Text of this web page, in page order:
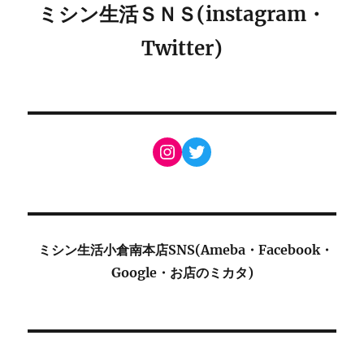
ミシン生活ＳＮＳ(instagram・
Twitter)
Instagram
Twitter
ミシン生活小倉南本店SNS(Ameba・Facebook・
Google・お店のミカタ)